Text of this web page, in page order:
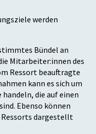
werden
Bündel an
Mitarbeiter:innen des
Ressort beauftragte
kann es sich um
die auf einen
Ebenso können
Ressorts dargestellt